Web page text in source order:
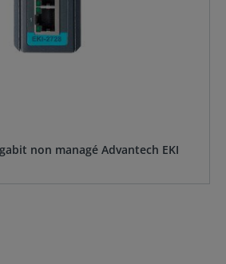
non managé Advantech EKI